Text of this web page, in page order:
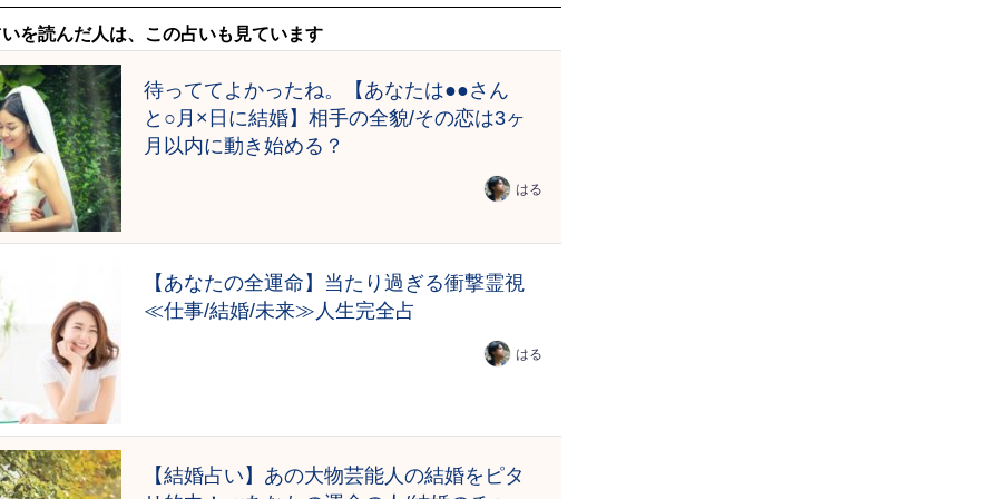
を読んだ人は、この占いも見ています
待っててよかったね。【あなたは●●さん
と○月×日に結婚】相手の全貌/その恋は3ヶ
月以内に動き始める？
はる
【あなたの全運命】当たり過ぎる衝撃霊視
≪仕事/結婚/未来≫人生完全占
はる
【結婚占い】あの大物芸能人の結婚をピタ